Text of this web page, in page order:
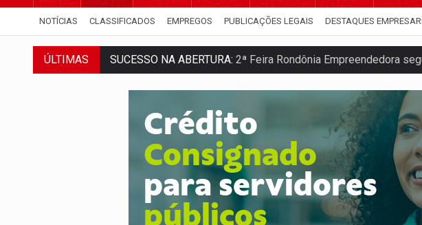
NOTÍCIAS CLASSIFICADOS EMPREGOS PUBLICAÇÕES LEGAIS DESTAQUES
ÚLTIMAS REESTRUTURAÇÃO:Secretário da Seinfra de Porto Velho pede
SAÚDE INDÍGENA:Pirahã terão consultas e exames
ECONOMIA:Dia dos pais deve movimentar R$ 8,5 bilhões e RO
DIA DOS PAIS: Bailarina da Praça organiza celebração gratuita
Perseguição a embarcação no rio Madeira termina com
MEGA SENA:Prêmio acumula para R$ 165 milhões